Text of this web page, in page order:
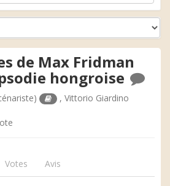
de Max Fridman
hongroise
,Vittorio Giardino
Votes Avis